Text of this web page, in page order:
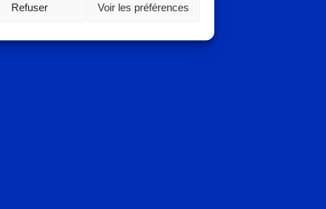
Refuser Voir les préférences